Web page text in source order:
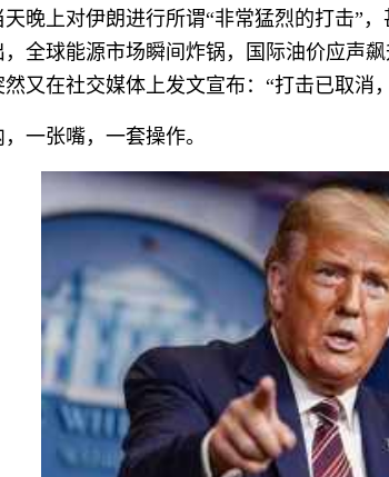
晚上对伊朗进行所谓“非常猛烈的打击”
全球能源市场瞬间炸锅，国际油价应声
然又在社交媒体上发文宣布：“打击已取消
一张嘴，一套操作。